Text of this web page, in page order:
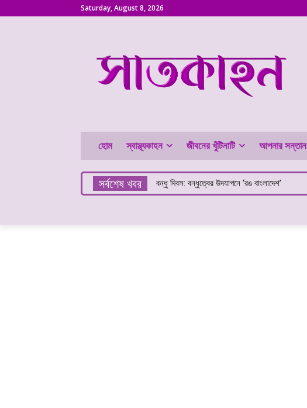
Saturday, August 8, 2026
হোম স্বাস্থ্যকাহন জীবনের খুঁটিনাটি আপনার সন্তান
সর্বশেষ খবর বন্ধু দিবস: বন্ধুত্বের উদযাপনে ‘রঙ বাংলাদেশ’
কলা খেলে কি ওজন বাড়ে?